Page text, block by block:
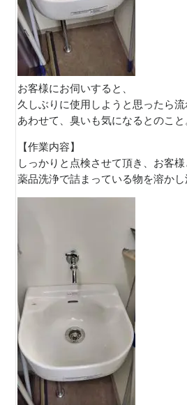
お客様にお伺いすると、
久しぶりに使用しようと思ったら流
あわせて、臭いも気になるとのこと
【作業内容】
しっかりと点検させて頂き、お客
薬品洗浄で詰まっている物を溶かし